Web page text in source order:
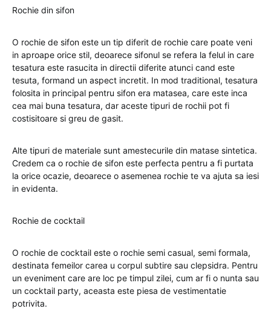
Rochie din sifon
O rochie de sifon este un tip diferit de rochie care poate veni
in aproape orice stil, deoarece sifonul se refera la felul in care
tesatura este rasucita in directii diferite atunci cand este
tesuta, formand un aspect incretit. In mod traditional, tesatura
folosita in principal pentru sifon era matasea, care este inca
cea mai buna tesatura, dar aceste tipuri de rochii pot fi
costisitoare si greu de gasit.
Alte tipuri de materiale sunt amestecurile din matase sintetica.
Credem ca o rochie de sifon este perfecta pentru a fi purtata
la orice ocazie, deoarece o asemenea rochie te va ajuta sa iesi
in evidenta.
Rochie de cocktail
O rochie de cocktail este o rochie semi casual, semi formala,
destinata femeilor carea u corpul subtire sau clepsidra. Pentru
un eveniment care are loc pe timpul zilei, cum ar fi o nunta sau
un cocktail party, aceasta este piesa de vestimentatie
potrivita.